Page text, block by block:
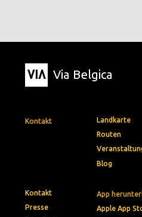
Via Belgica
Kontakt
App
Apple App
Landkarte
Routen
Blog
Kontakt
Presse